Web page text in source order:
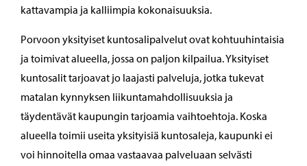
kattavampia ja kalliimpia kokonaisuuksia.
Porvoon yksityiset kuntosalipalvelut ovat kohtuuhintaisia
ja toimivat alueella, jossa on paljon kilpailua. Yksityiset
kuntosalit tarjoavat jo laajasti palveluja, jotka tukevat
matalan kynnyksen liikuntamahdollisuuksia ja
täydentävät kaupungin tarjoamia vaihtoehtoja. Koska
alueella toimii useita yksityisiä kuntosaleja, kaupunki ei
voi hinnoitella omaa vastaavaa palveluaan selvästi